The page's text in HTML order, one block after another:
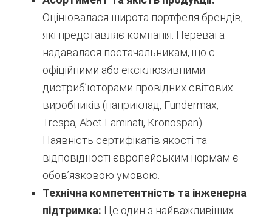
Оцінювалася широта портфеля брендів,
які представляє компанія. Перевага
надавалася постачальникам, що є
офіційними або ексклюзивними
дистриб’юторами провідних світових
виробників (наприклад, Fundermax,
Trespa, Abet Laminati, Kronospan).
Наявність сертифікатів якості та
відповідності європейським нормам є
обов’язковою умовою.
Технічна компетентність та інженерна
підтримка: Це один з найважливіших